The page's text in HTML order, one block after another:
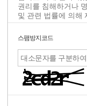
스팸방지코드